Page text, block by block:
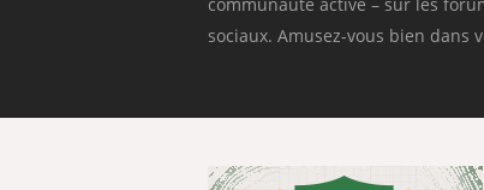
communauté active – sur les
sociaux. Amusez-vous bien dans